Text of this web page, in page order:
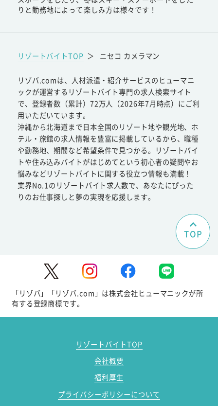
りと勤務地によって楽しみ方は様々です！
リゾートバイトTOP ＞ ニセコ カメラマン
リゾバ.comは、人材派遣・紹介サービスのヒューマニ
ックが運営するリゾートバイト専門の求人検索サイト
で、登録者数（累計）72万人（2026年7月時点）にご利
用いただいています。
沖縄から北海道まで日本全国のリゾート地や観光地、ホ
テル・旅館の求人情報を豊富に掲載しているから、職種
や勤務地、期間など希望条件で見つかる。リゾートバイ
トや住み込みバイトがはじめてという初心者の疑問やお
悩みなどリゾートバイトに関する役立つ情報も満載！
業界No.1のリゾートバイト求人数で、あなたにぴった
りのお仕事探しと夢の実現を応援します。
TOP
「リゾバ」「リゾバ.com」は株式会社ヒューマニックが所
有する登録商標です。
リゾートバイトTOP
会社概要
福利厚生
プライバシーポリシーについて